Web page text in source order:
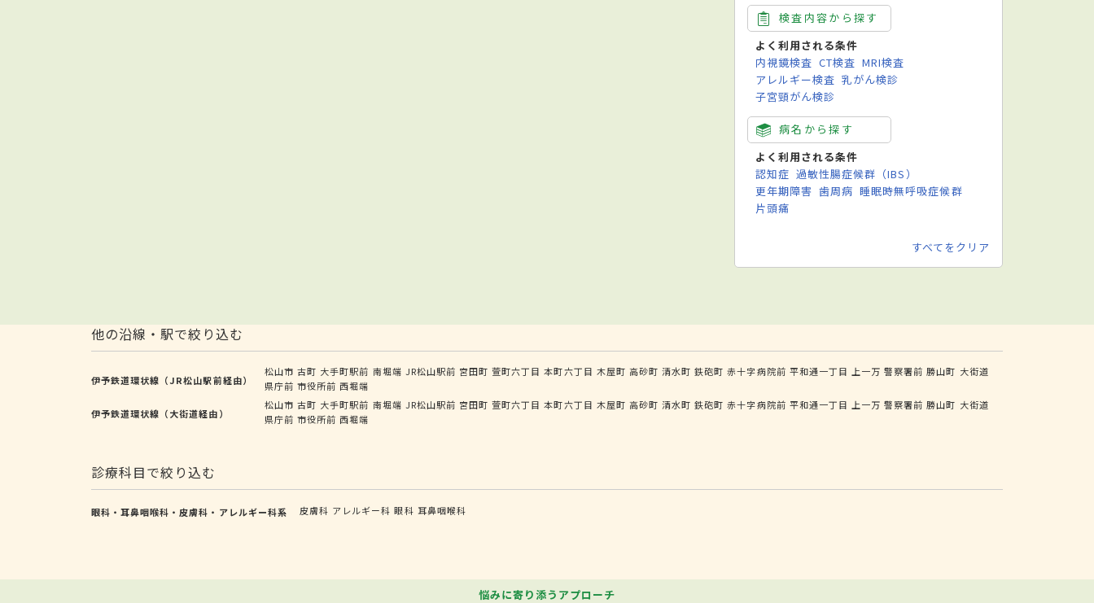
検査内容から探す
よく利用される条件
内視鏡検査 CT検査 MRI検査
アレルギー検査 乳がん検診
子宮頸がん検診
病名から探す
よく利用される条件
認知症 過敏性腸症候群（IBS）
更年期障害 歯周病 睡眠時無呼吸症候群
片頭痛
すべてをクリア
他の沿線・駅で絞り込む
伊予鉄道環状線（JR松山駅前経由）
松山市 古町 大手町駅前 南堀端 JR松山駅前 宮田町 萱町六丁目 本町六丁目 木屋町 高砂町 清水町 鉄砲町 赤十字病院前 平和通一丁目 上一万 警察署前 勝山町 大街道
県庁前 市役所前 西堀端
伊予鉄道環状線（大街道経由）
松山市 古町 大手町駅前 南堀端 JR松山駅前 宮田町 萱町六丁目 本町六丁目 木屋町 高砂町 清水町 鉄砲町 赤十字病院前 平和通一丁目 上一万 警察署前 勝山町 大街道
県庁前 市役所前 西堀端
診療科目で絞り込む
眼科・耳鼻咽喉科・皮膚科・アレルギー科系 皮膚科 アレルギー科 眼科 耳鼻咽喉科
悩みに寄り添うアプローチ